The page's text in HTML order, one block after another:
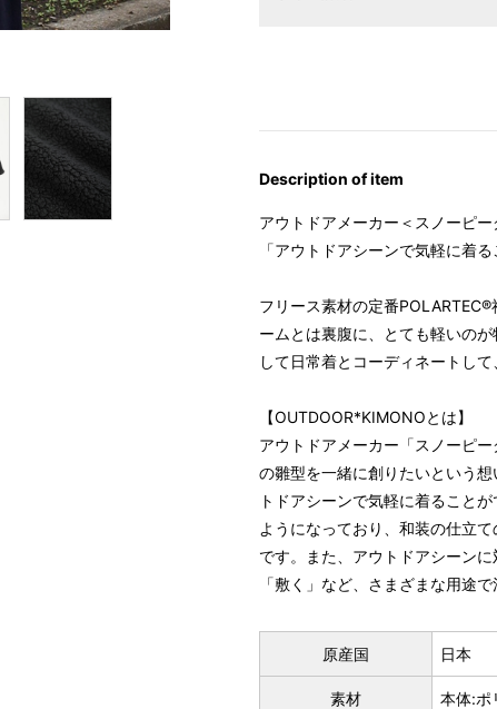
Description of item
アウトドアメーカー＜スノーピ
「アウトドアシーンで気軽に着
フリース素材の定番
ームとは裏腹に、とても軽いの
して日常着とコーディネートし
【OUTDOOR*KIMONOとは】
アウトドアメーカー「スノーピ
の雛型を一緒に創りたいという
トドアシーンで気軽に着ること
ようになっており、和装の仕立
です。また、アウトドアシーン
「敷く」など、さまざまな用途で
原産国 日本
素材 本体:ポ